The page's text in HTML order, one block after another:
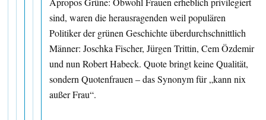
sind, waren die herausragenden weil populären
Politiker der grünen Geschichte überdurchschnittlich
Männer: Joschka Fischer, Jürgen Trittin, Cem Özdemir
und nun Robert Habeck. Quote bringt keine Qualität,
sondern Quotenfrauen – das Synonym für „kann nix
außer Frau“.